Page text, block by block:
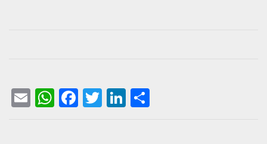
EmailWhatsApp
Facebook
TwitterLinkedIn